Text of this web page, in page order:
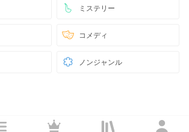
ミステリー
コメディ
ノンジャンル